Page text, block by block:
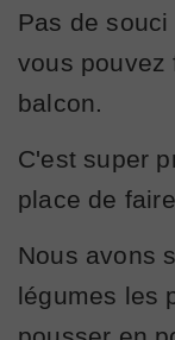
Pas de
vous pouvez
balcon.
C'est super
place de
Nous avons
légumes les